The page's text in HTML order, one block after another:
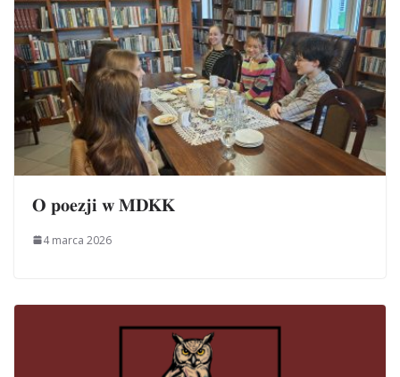
𝐎 𝐩𝐨𝐞𝐳𝐣𝐢 𝐰 𝐌𝐃𝐊𝐊
4 marca 2026